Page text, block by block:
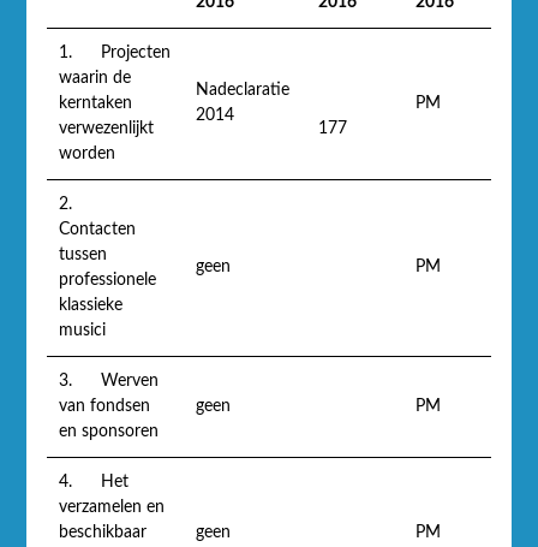
1. Projecten
waarin de
kerntaken
verwezenlijkt
worden
Nadeclaratie
2014
177
PM
2.
Contacten
tussen
professionele
klassieke
musici
geen PM
3. Werven
van fondsen
en sponsoren
geen PM
4. Het
verzamelen en
beschikbaar
geen PM